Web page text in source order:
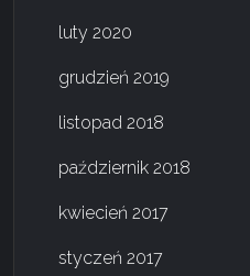
luty 2020
grudzień 2019
listopad 2018
październik 2018
kwiecień 2017
styczeń 2017